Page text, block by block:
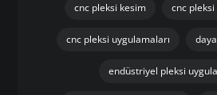
cnc pleksi kesim cnc
cnc pleksi uygulamaları
endüstriyel pleksi